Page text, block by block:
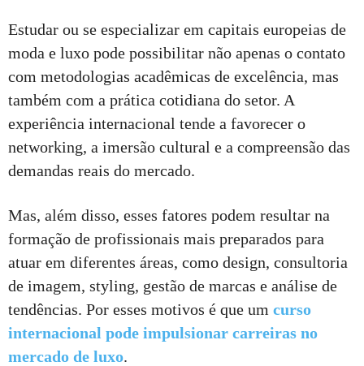
Estudar ou se especializar em capitais europeias de
moda e luxo pode possibilitar não apenas o contato
com metodologias acadêmicas de excelência, mas
também com a prática cotidiana do setor. A
experiência internacional tende a favorecer o
networking, a imersão cultural e a compreensão das
demandas reais do mercado.
Mas, além disso, esses fatores podem resultar na
formação de profissionais mais preparados para
atuar em diferentes áreas, como design, consultoria
de imagem, styling, gestão de marcas e análise de
tendências. Por esses motivos é que um curso
internacional pode impulsionar carreiras no
mercado de luxo.